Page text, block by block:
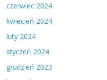
czerwiec 2024
kwiecień 2024
luty 2024
styczeń 2024
grudzień 2023